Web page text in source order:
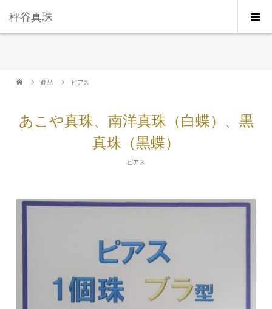
秤谷真珠
商品 ピアス
あこや真珠、南洋真珠（白蝶）、黒
真珠（黒蝶）
ピアス